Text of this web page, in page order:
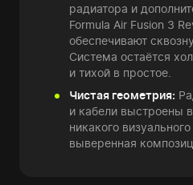
радиатора и
Formula Air Fusion 3
обеспечивают
Система остаётся
и тихой в простое.
Чистая геометрия:
и кабели выстроены
никакого
выверенная